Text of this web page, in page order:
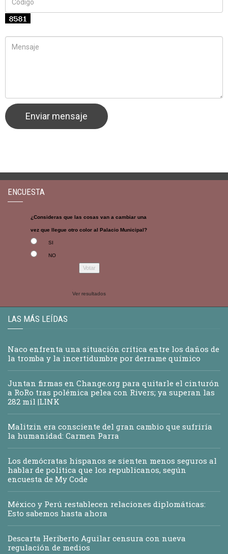
ENCUESTA
¿Consideras que las cosas van a cambiar una
vez que llegue otro color al Palacio Municipal?
SI
NO
Ver resultados
LAS MÁS LEÍDAS
Naco enfrenta una situación crítica entre los daños de
la tromba y la incertidumbre por derrame químico
Juntan firmas en Change.org para quitarle el cinturón
a RoRo tras polémica pelea con Rivers; ya superan las
282 mil |LINK
Malitzin era consciente del gran cambio que sufriría
la humanidad: Carmen Parra
Los demócratas hispanos se sienten menos seguros al
hablar de política que los republicanos, según
encuesta de My Code
México y Perú restablecen relaciones diplomáticas:
Esto sabemos hasta ahora
Descarta Heriberto Aguilar censura con nueva
regulación de medios